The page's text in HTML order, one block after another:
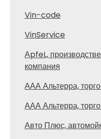
Vin-code
VinService
АpfeL,
компания
ААА Альтерра,
ААА Альтерра,
Авто Плюс,